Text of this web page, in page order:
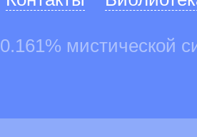
0.161% мистической